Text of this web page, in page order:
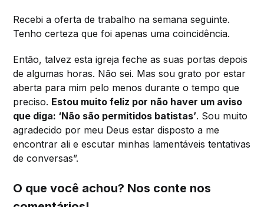
Recebi a oferta de trabalho na semana seguinte.
Tenho certeza que foi apenas uma coincidência.
Então, talvez esta igreja feche as suas portas depois
de algumas horas. Não sei. Mas sou grato por estar
aberta para mim pelo menos durante o tempo que
preciso. Estou muito feliz por não haver um aviso
que diga: ‘Não são permitidos batistas’. Sou muito
agradecido por meu Deus estar disposto a me
encontrar ali e escutar minhas lamentáveis tentativas
de conversas”.
O que você achou? Nos conte nos